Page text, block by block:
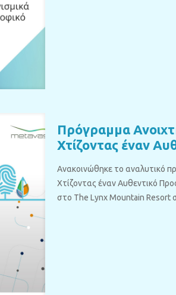
Πρόγραμμα
Χτίζοντας έναν
Ανακοινώθηκε το αναλυτικό
Χτίζοντας έναν Αυθεντικό
στο The Lynx Mountain Resort